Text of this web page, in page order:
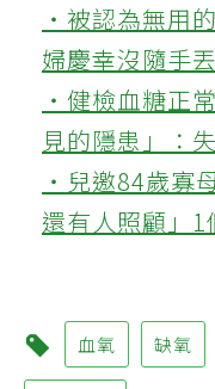
‧被認為無用
婦慶幸沒隨手
‧健檢血糖正
見的隱患」：
‧兒邀84歲寡
還有人照顧」
血氧 缺氧